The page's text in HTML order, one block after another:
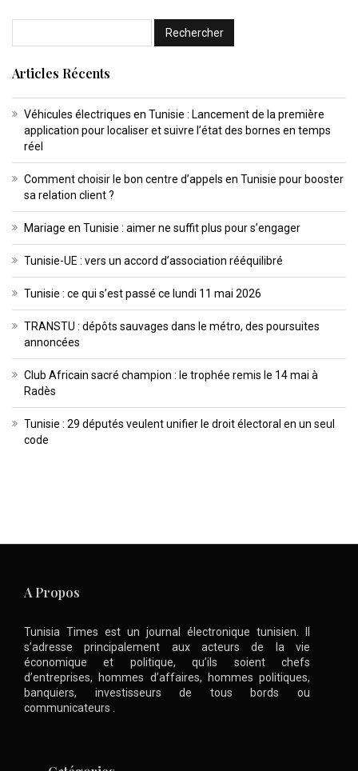
Articles Récents
Véhicules électriques en Tunisie : Lancement de la première
application pour localiser et suivre l’état des bornes en temps
réel
Comment choisir le bon centre d’appels en Tunisie pour booster
sa relation client ?
Mariage en Tunisie : aimer ne suffit plus pour s’engager
Tunisie-UE : vers un accord d’association rééquilibré
Tunisie : ce qui s’est passé ce lundi 11 mai 2026
TRANSTU : dépôts sauvages dans le métro, des poursuites
annoncées
Club Africain sacré champion : le trophée remis le 14 mai à
Radès
Tunisie : 29 députés veulent unifier le droit électoral en un seul
code
A Propos
Tunisia Times est un journal électronique tunisien. Il
s’adresse principalement aux acteurs de la vie
économique et politique, qu’ils soient chefs
d’entreprises, hommes d’affaires, hommes politiques,
banquiers, investisseurs de tous bords ou
communicateurs .